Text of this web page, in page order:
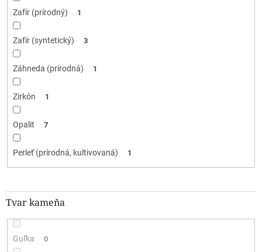
Zafír (prírodný) 1
Zafír (syntetický) 3
Záhneda (prírodná) 1
Zirkón 1
Opalit 7
Perleť (prírodná, kultivovaná) 1
Tvar kameňa
Guľka 0